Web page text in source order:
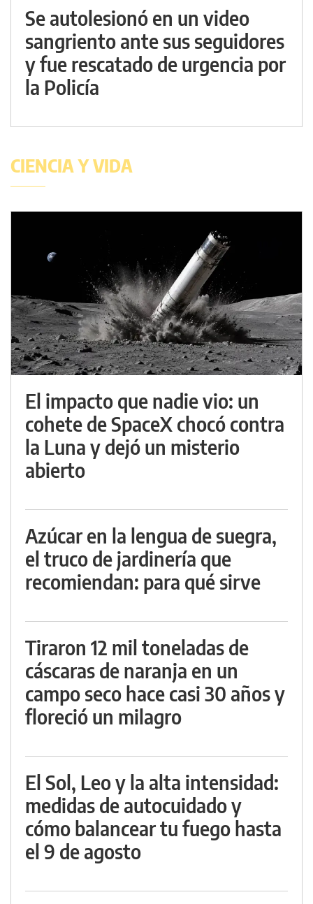
Se autolesionó en un video
sangriento ante sus seguidores
y fue rescatado de urgencia por
la Policía
CIENCIA Y VIDA
El impacto que nadie vio: un
cohete de SpaceX chocó contra
la Luna y dejó un misterio
abierto
Azúcar en la lengua de suegra,
el truco de jardinería que
recomiendan: para qué sirve
Tiraron 12 mil toneladas de
cáscaras de naranja en un
campo seco hace casi 30 años y
floreció un milagro
El Sol, Leo y la alta intensidad:
medidas de autocuidado y
cómo balancear tu fuego hasta
el 9 de agosto